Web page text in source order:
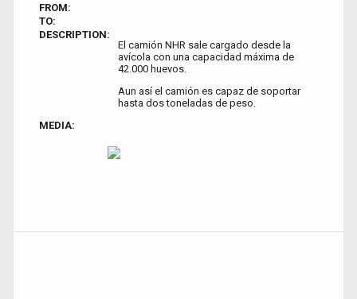
FROM:
TO:
DESCRIPTION:
El camión NHR sale cargado desde la
avícola con una capacidad máxima de
42.000 huevos.
Aun así el camión es capaz de soportar
hasta dos toneladas de peso.
MEDIA: